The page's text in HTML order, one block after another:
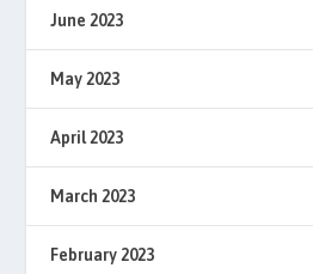
June 2023
May 2023
April 2023
March 2023
February 2023